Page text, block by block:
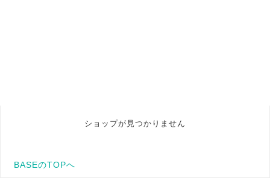
ショップが見つかりません
BASEのTOPへ